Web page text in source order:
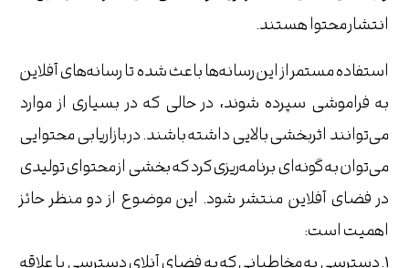
انتشار محتوا هستند.
استفاده مستمر از این رسانه‌ها باعث شده تا رسانه‌های آفلاین
به فراموشی سپرده شوند، در حالی که در بسیاری از موارد
می‌توانند اثربخشی بالایی داشته باشند. در بازاریابی محتوایی
می‌توان به گونه‌ای برنامه‌ریزی کرد که بخشی از محتوای تولیدی
در فضای آفلاین منتشر شود. این موضوع از دو منظر حائز
اهمیت است: